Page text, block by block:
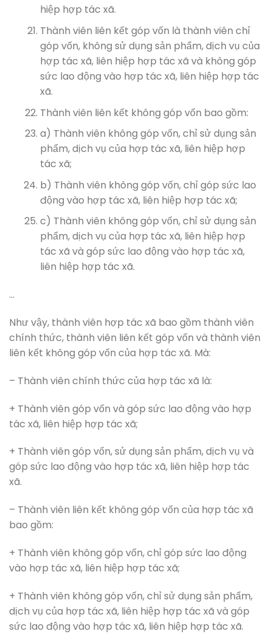
hiệp hợp tác xã.
Thành viên liên kết góp vốn là thành viên chỉ
góp vốn, không sử dụng sản phẩm, dịch vụ của
hợp tác xã, liên hiệp hợp tác xã và không góp
sức lao động vào hợp tác xã, liên hiệp hợp tác
xã.
Thành viên liên kết không góp vốn bao gồm:
a) Thành viên không góp vốn, chỉ sử dụng sản
phẩm, dịch vụ của hợp tác xã, liên hiệp hợp
tác xã;
b) Thành viên không góp vốn, chỉ góp sức lao
động vào hợp tác xã, liên hiệp hợp tác xã;
c) Thành viên không góp vốn, chỉ sử dụng sản
phẩm, dịch vụ của hợp tác xã, liên hiệp hợp
tác xã và góp sức lao động vào hợp tác xã,
liên hiệp hợp tác xã.
…
Như vậy, thành viên hợp tác xã bao gồm thành viên
chính thức, thành viên liên kết góp vốn và thành viên
liên kết không góp vốn của hợp tác xã. Mà:
– Thành viên chính thức của hợp tác xã là:
+ Thành viên góp vốn và góp sức lao động vào hợp
tác xã, liên hiệp hợp tác xã;
+ Thành viên góp vốn, sử dụng sản phẩm, dịch vụ và
góp sức lao động vào hợp tác xã, liên hiệp hợp tác
xã.
– Thành viên liên kết không góp vốn của hợp tác xã
bao gồm:
+ Thành viên không góp vốn, chỉ góp sức lao động
vào hợp tác xã, liên hiệp hợp tác xã;
+ Thành viên không góp vốn, chỉ sử dụng sản phẩm,
dịch vụ của hợp tác xã, liên hiệp hợp tác xã và góp
sức lao động vào hợp tác xã, liên hiệp hợp tác xã.